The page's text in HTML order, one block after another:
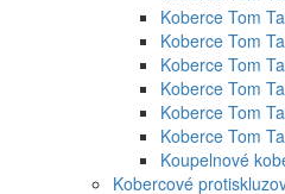
Koberce Tom
Koberce Tom
Koberce Tom
Koberce Tom
Koberce Tom
Koberce Tom
Koupelnové
Kobercové